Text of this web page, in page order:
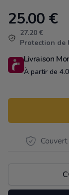
Product information
25.00 €
27.20 €
Protection de
Livraison
À partir de